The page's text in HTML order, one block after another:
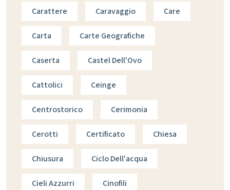
Carattere Caravaggio Care
Carta Carte Geografiche
Caserta Castel Dell'Ovo
Cattolici Ceinge
Centrostorico Cerimonia
Cerotti Certificato Chiesa
Chiusura Ciclo Dell'acqua
Cieli Azzurri Cinofili